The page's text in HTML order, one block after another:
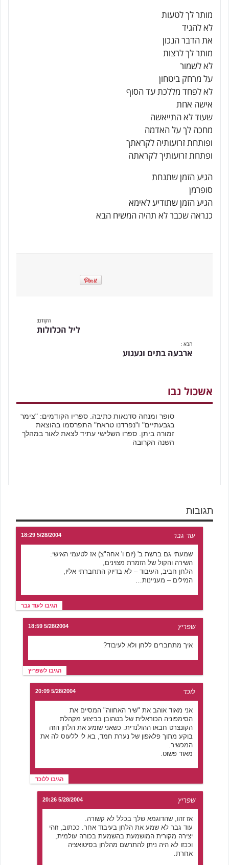
מותר לך לטעות
לא להגיד
את הדבר הנכון
מותר לך לרצות
לא לשמור
על מרחק ביטחון
לא לפחד מללכת עד הסוף
אישה אחת
שעוד לא התייאשה
מחכה לך על האדמה
ופותחת זרועותיה לקראתך
ופתחת זרועותיך לקראתה
הגיע הזמן שתנחת
סופרמן
הגיע הזמן שתודיע לאימא
כנראה שכבר לא תהיה המשיח הבא
הקודם:
ליל הכלולות
הבא :
ארבעה בתים וגעגוע
אשכול נבו
סופר ומנחה סדנאות כתיבה. ספריו הקודמים: "צימר
בגבעתיים" ו"נפרדנו טראח" התפרסמו בהוצאת
זמורה ביתן. ספרו השלישי עתיד לצאת לאור במהלך
השנה הקרובה
תגובות
עוד גבר 5/28/2004 18:29
שמעתי גם ברשת ב' (יום ו' אחה"צ) אז לטעמי האישי:
השירה והקול של הזמרת מצוינים,
הלחן חביב, העיבוד – לא בדיוק התחברתי אליו,
המילים – מעניינות…
הגיבו לעוד גבר
שפריץ 5/28/2004 18:59
איך מתחברים ללחן ולא לעיבוד?
הגיבו לשפריץ
לוכד 5/28/2004 20:09
אני מאוד אוהב את "שיר האחווה" המסיים את
הסימפוניה הכוראלית של בטהובן בביצוע מקהלת
הקונצרט חבאו ההולנדית. כשאני שומע את הלחן הזה
בוקע מתוך פלאפון של נערת חמד, בא לי ללעוס לה את
המכשיר.
מאוד פשוט.
הגיבו ללוכד
שפריץ 5/28/2004 20:26
אז זהו, שהדוגמא שלך בכלל לא קשורה.
עוד גבר לא שמע את הלחן בעיבוד אחר. ככתוב, זוהי
יצירה מקורית המושמעת בהשמעת בכורה עולמית,
וככזו לא היה ניתן להתרשם מהלחן בסיטואציה
אחרת.